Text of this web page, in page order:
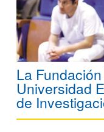
La
Universidad
de